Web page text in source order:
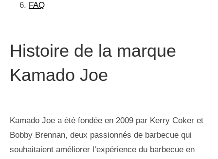
FAQ
Histoire de la marque
Kamado Joe
Kamado Joe a été fondée en 2009 par Kerry Coker et
Bobby Brennan, deux passionnés de barbecue qui
souhaitaient améliorer l’expérience du barbecue en